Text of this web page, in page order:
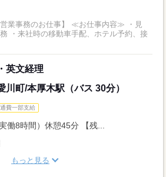
仕事】 ≪お仕事内容≫ ・見
・来社時の移動車手配、ホテル予約、接
英文経理
川町/本厚木駅（バス 30分）
費一部支給
働8時間）休憩45分 【残...
もっと見る